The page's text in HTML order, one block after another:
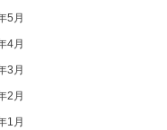
5月
4月
3月
2月
1月